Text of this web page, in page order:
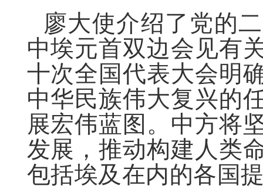
廖大使介绍了党的
中埃元首双边会见有
十次全国代表大会明
中华民族伟大复兴的
展宏伟蓝图。中方将
发展，推动构建人类
包括埃及在内的各国